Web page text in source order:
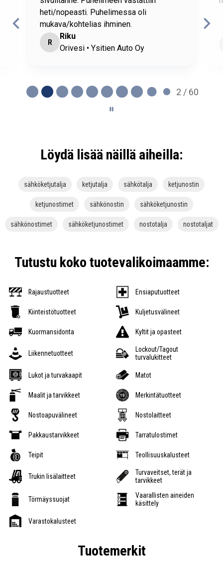
heti/nopeasti. Puhelimessa oli
mukava/kohtelias ihminen.
R
Riku
Orivesi • Ysitien Auto Oy
2 / 60
Löydä lisää näillä aiheilla:
sähköketjutalja ketjutalja sähkötalja ketjunostin
ketjunostimet sähkönostin sähköketjunostin
sähkönostimet sähköketjunostimet nostotalja nostotaljat
Tutustu koko tuotevalikoimaamme:
Rajaustuotteet Ensiaputuotteet
Kiinteistötuotteet Kuljetusvälineet
Kuormansidonta Kyltit ja opasteet
Liikennetuotteet
Lockout/Tagout
turvalukitteet
Lukot ja turvakaapit Matot
Maalit ja tarvikkeet Merkintätuotteet
Nostoapuvälineet Nostolaitteet
Pakkaustarvikkeet Tarratulostimet
Teipit Teollisuuskalusteet
Trukin lisälaitteet
Turvaveitset, terät ja
tarvikkeet
Törmäyssuojat
Vaarallisten aineiden
käsittely
Varastokalusteet
Tuotemerkit